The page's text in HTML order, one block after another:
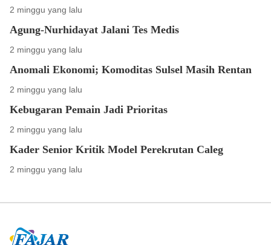
2 minggu yang lalu
Agung-Nurhidayat Jalani Tes Medis
2 minggu yang lalu
Anomali Ekonomi; Komoditas Sulsel Masih Rentan
2 minggu yang lalu
Kebugaran Pemain Jadi Prioritas
2 minggu yang lalu
Kader Senior Kritik Model Perekrutan Caleg
2 minggu yang lalu